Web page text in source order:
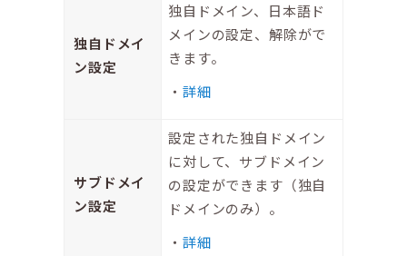
独自ドメイ
ン設定
独自ドメイン、日本語ド
メインの設定、解除がで
きます。
詳細
サブドメイ
ン設定
設定された独自ドメイン
に対して、サブドメイン
の設定ができます（独自
ドメインのみ）。
詳細